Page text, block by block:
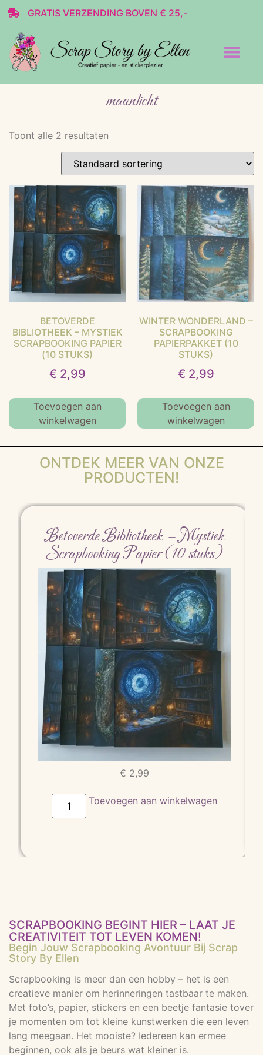
GRATIS VERZENDING BOVEN € 25,-
maanlicht
Toont alle 2 resultaten
BETOVERDE
BIBLIOTHEEK – MYSTIEK
SCRAPBOOKING PAPIER
(10 STUKS)
€ 2,99
Toevoegen aan
winkelwagen
WINTER WONDERLAND –
SCRAPBOOKING
PAPIERPAKKET (10
STUKS)
€ 2,99
Toevoegen aan
winkelwagen
ONTDEK MEER VAN ONZE
PRODUCTEN!
Betoverde Bibliotheek – Mystiek
Scrapbooking Papier (10 stuks)
€ 2,99
Toevoegen aan winkelwagen
SCRAPBOOKING BEGINT HIER – LAAT JE
CREATIVITEIT TOT LEVEN KOMEN!
Begin Jouw Scrapbooking Avontuur Bij Scrap
Story By Ellen
Scrapbooking is meer dan een hobby – het is een
creatieve manier om herinneringen tastbaar te maken.
Met foto’s, papier, stickers en een beetje fantasie tover
je momenten om tot kleine kunstwerken die een leven
lang meegaan. Het mooiste? Iedereen kan ermee
beginnen, ook als je beurs wat kleiner is.